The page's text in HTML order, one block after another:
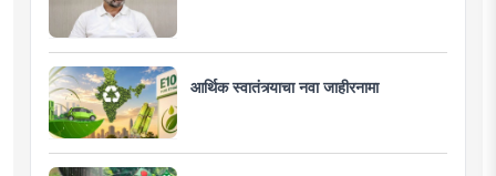
आर्थिक स्वातंत्र्याचा नवा जाहीरनामा